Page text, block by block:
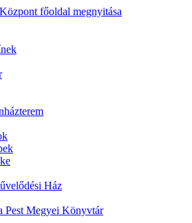
Ház
Pest Megyei Könyvtár